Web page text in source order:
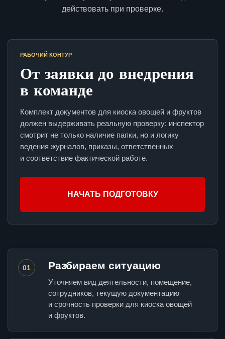
действовать при проверке.
РАБОЧИЙ КОНТУР
От заявки до внедрения
в команде
Комплект документов для киоска овощей и фруктов
должен выдерживать реальную проверку: инспектор
смотрит не только наличие папки, но и логику
ведения журналов, приказы, ответственных
и соответствие фактической работе.
НАЧАТЬ ПОДГОТОВКУ
01 Разбираем ситуацию
Уточняем вид деятельности, помещение,
сотрудников, текущую документацию
и срочность проверки для киоска овощей
и фруктов.